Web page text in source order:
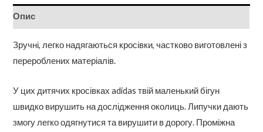
Опис
Зручні, легко надягаються кросівки, частково виготовлені з
перероблених матеріалів.
У цих дитячих кросівках adidas твій маленький бігун
швидко вирушить на дослідження околиць. Липучки дають
змогу легко одягнутися та вирушити в дорогу. Проміжна